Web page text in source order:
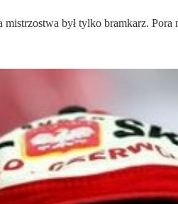
był tylko bramkarz. Pora